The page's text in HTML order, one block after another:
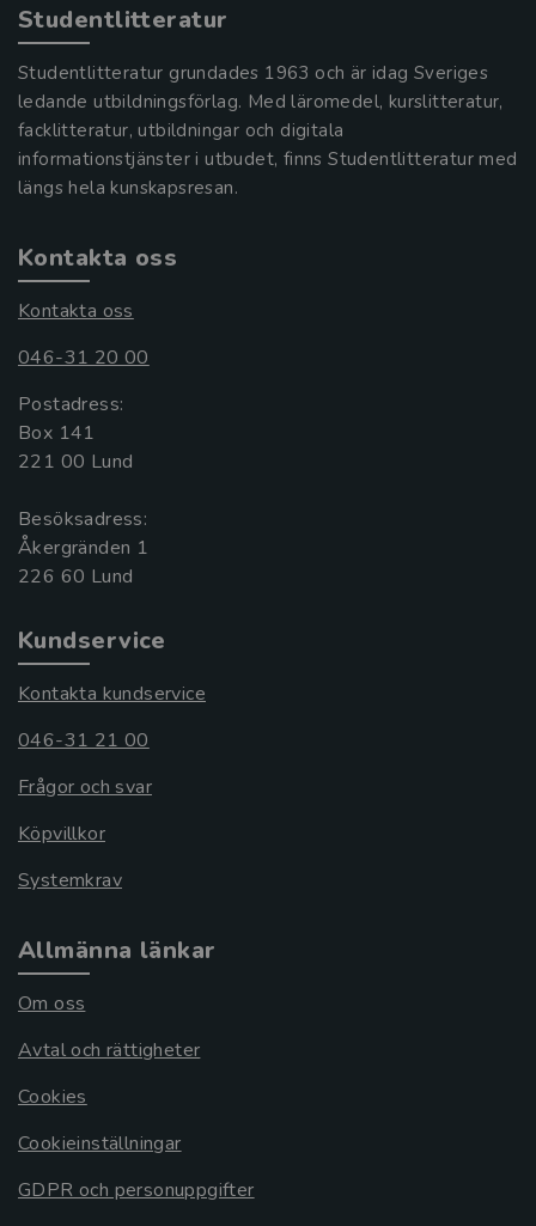
Studentlitteratur
Studentlitteratur grundades 1963 och är idag Sveriges
ledande utbildningsförlag. Med läromedel, kurslitteratur,
facklitteratur, utbildningar och digitala
informationstjänster i utbudet, finns Studentlitteratur med
längs hela kunskapsresan.
Kontakta oss
Kontakta oss
046-31 20 00
Postadress:
Box 141
221 00 Lund
Besöksadress:
Åkergränden 1
Kundservice
Kontakta kundservice
046-31 21 00
Frågor och svar
Köpvillkor
Systemkrav
Allmänna länkar
Om oss
Avtal och rättigheter
Cookies
Cookieinställningar
GDPR och personuppgifter